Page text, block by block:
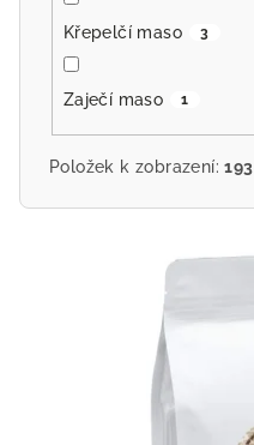
Křepelčí maso 3
Zaječí maso 1
Položek k zobrazení:193